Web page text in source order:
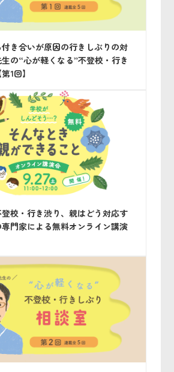
付き合いが原因の行きしぶりの対
の“心が軽くなる”不登校・行き
1回】
校・行き渋り、親はどう対応す
門家による無料オンライン講演